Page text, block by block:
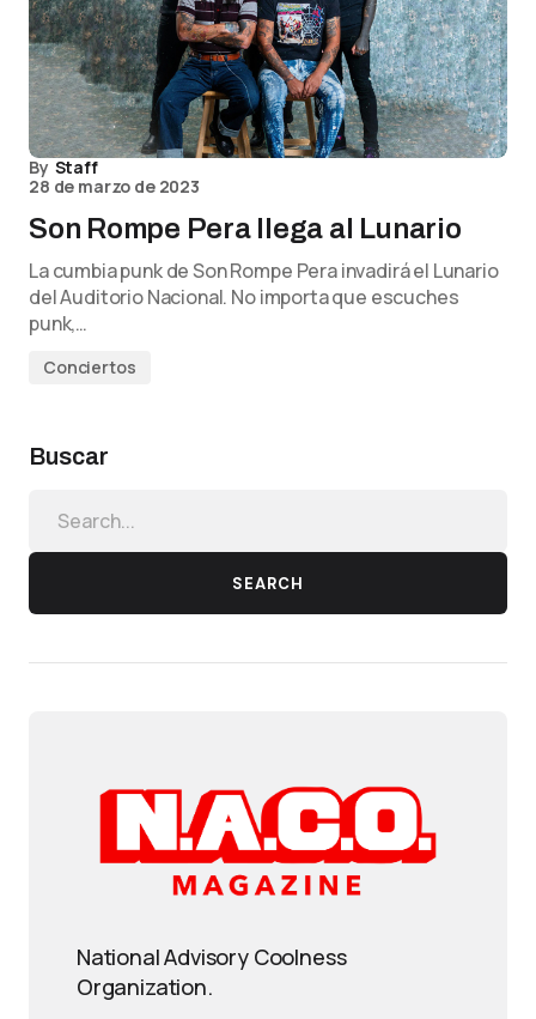
By Staff
28 de marzo de 2023
Son Rompe Pera llega al Lunario
La cumbia punk de Son Rompe Pera invadirá el Lunario
del Auditorio Nacional. No importa que escuches
punk,…
Conciertos
Buscar
SEARCH
National Advisory Coolness
Organization.